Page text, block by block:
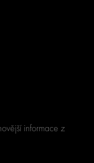
informace z